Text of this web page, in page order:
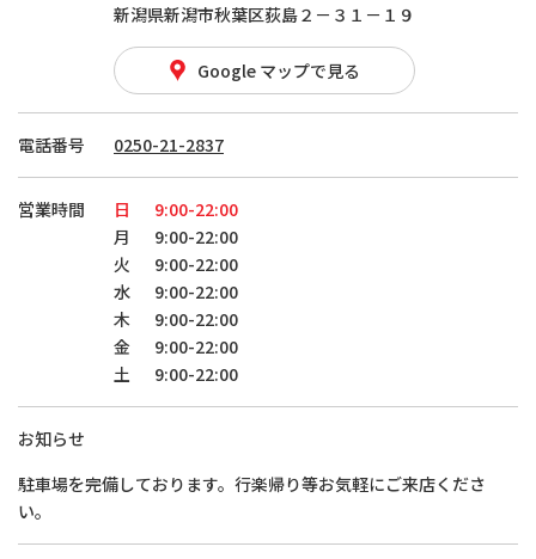
新潟県新潟市秋葉区荻島２－３１－１９
Google マップで見る
電話番号 0250-21-2837
営業時間 日
9:00-22:00
月
9:00-22:00
火
9:00-22:00
水
9:00-22:00
木
9:00-22:00
金
9:00-22:00
土
9:00-22:00
お知らせ
駐車場を完備しております。行楽帰り等お気軽にご来店くださ
い。